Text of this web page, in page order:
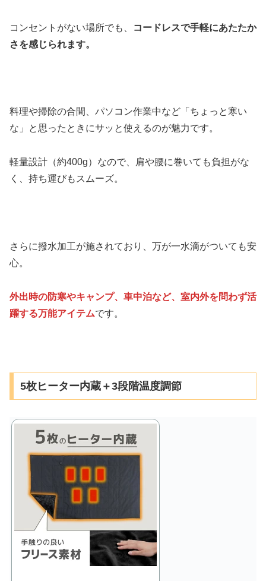
コンセントがない場所でも、
コードレスで手軽にあたたか
さを感じられます。
料理や掃除の合間、パソコン作業中など「ちょっと寒い
な」と思ったときにサッと使えるのが魅力です。
軽量設計（約400g）なので、肩や腰に巻いても負担がな
く、持ち運びもスムーズ。
さらに撥水加工が施されており、万が一水滴がついても安
心。
外出時の防寒やキャンプ、車中泊など、室内外を問わず活
躍する万能アイテムです。
5枚ヒーター内蔵＋3段階温度調節